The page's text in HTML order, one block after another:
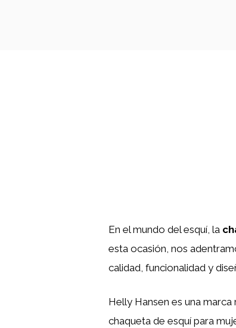
En el mundo del esquí, la
esta ocasión, nos
calidad, funcionalidad y
Helly Hansen es una
chaqueta de esquí para